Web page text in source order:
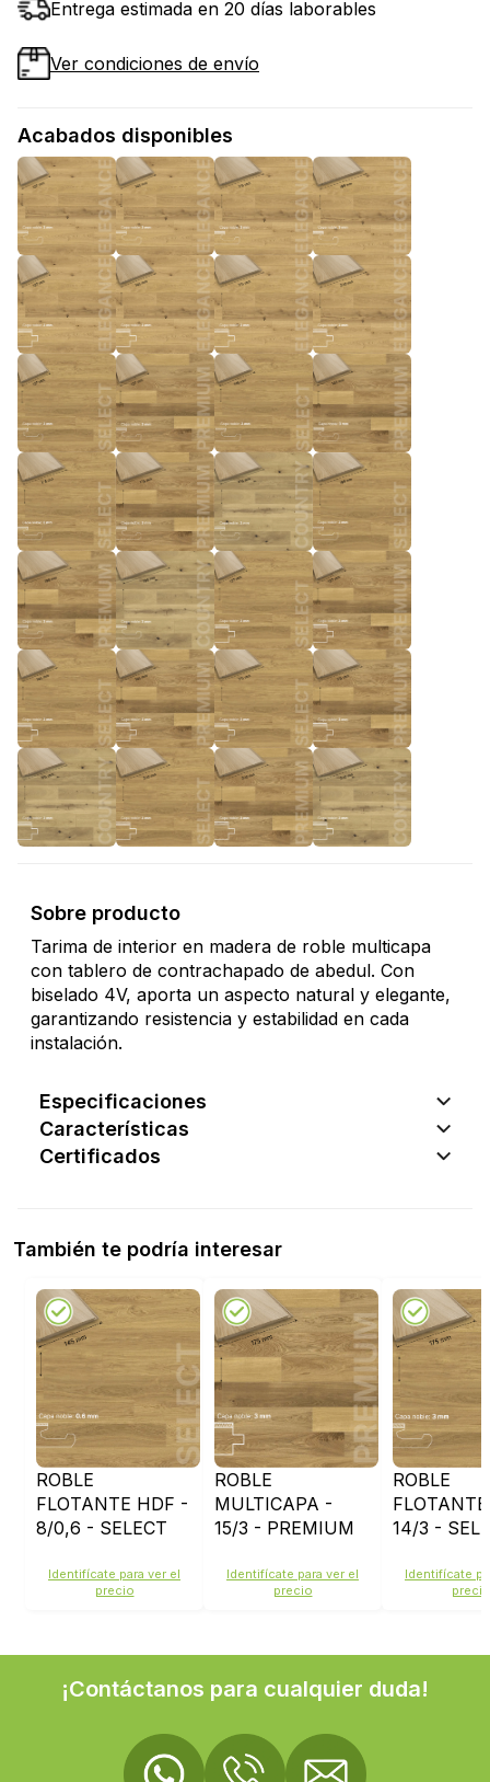
Entrega estimada en 20 días laborables
Ver condiciones de envío
Acabados disponibles
Sobre producto
Tarima de interior en madera de roble multicapa
con tablero de contrachapado de abedul. Con
biselado 4V, aporta un aspecto natural y elegante,
garantizando resistencia y estabilidad en cada
instalación.
Especificaciones
Características
Certificados
También te podría interesar
ROBLE
FLOTANTE HDF -
8/0,6 - SELECT
Identifícate para ver el
precio
ROBLE
MULTICAPA -
15/3 - PREMIUM
Identifícate para ver el
precio
ROBLE
14/3 -
Identifícate
precio
¡Contáctanos para cualquier duda!